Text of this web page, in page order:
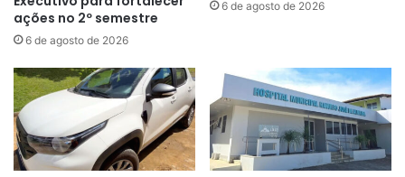
ações no 2º semestre
6 de agosto de 2026
6 de agosto de 2026